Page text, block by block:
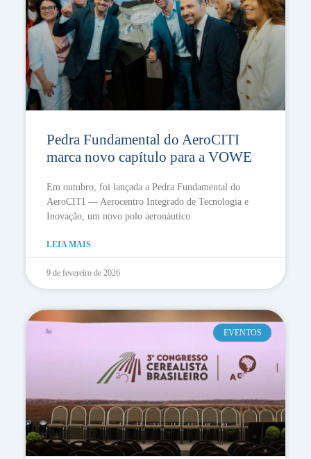
Pedra Fundamental do AeroCITI
marca novo capítulo para a VOWE
Em outubro, foi lançada a Pedra Fundamental do
AeroCITI — Aerocentro Integrado de Tecnologia e
Inovação, um novo polo aeronáutico
LEIA MAIS
9 de fevereiro de 2026
EVENTOS